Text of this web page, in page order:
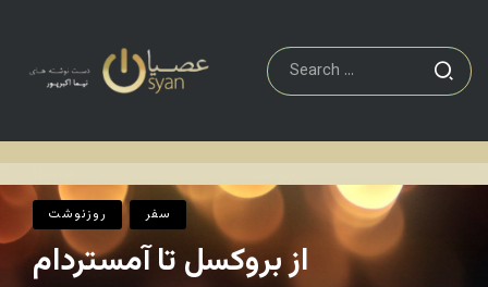
روزنوشت سفر
از بروکسل تا آمستردام